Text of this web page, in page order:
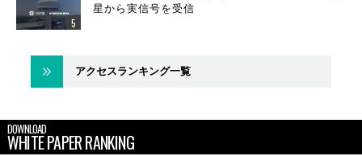
星から実信号を受信
アクセスランキング一覧
DOWNLOAD
WHITE PAPER RANKING